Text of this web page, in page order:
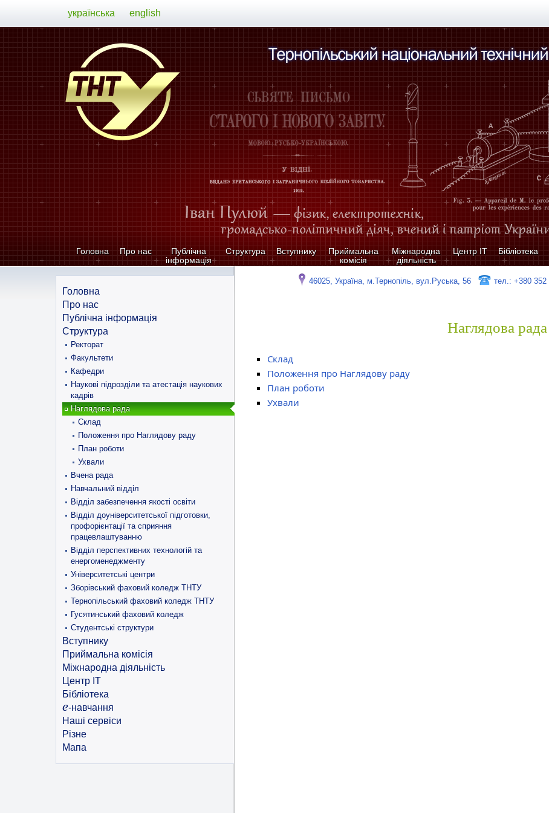
українська english
Головна Про нас
Публічна
інформація
Структура Вступнику
Приймальна
комісія
Міжнародна
діяльність
Центр ІТ Бібліотека
Головна
Про нас
Публічна інформація
Структура
Ректорат
Факультети
Кафедри
Наукові підрозділи та атестація наукових
кадрів
Наглядова рада
Склад
Положення про Наглядову раду
План роботи
Ухвали
Вчена рада
Навчальний відділ
Відділ забезпечення якості освіти
Відділ доуніверситетської підготовки,
профорієнтації та сприяння
працевлаштуванню
Відділ перспективних технологій та
енергоменеджменту
Університетські центри
Зборівський фаховий коледж ТНТУ
Тернопільський фаховий коледж ТНТУ
Гусятинський фаховий коледж
Студентські структури
Вступнику
Приймальна комісія
Міжнародна діяльність
Центр ІТ
Бібліотека
e-навчання
Наші сервіси
Різне
Мапа
46025, Україна, м.Тернопіль, вул.Руська, 56 тел.: +380
Наглядова рада
Склад
Положення про Наглядову раду
План роботи
Ухвали